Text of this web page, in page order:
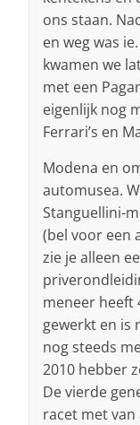
ons staan.
en weg was
kwamen we
met een
eigenlijk nog
Ferrari’s en
Modena en
automusea.
Stanguellini-
(bel voor een
zie je alleen
meneer heeft
gewerkt en is
nog steeds
2010 hebber
De vierde
racet met van